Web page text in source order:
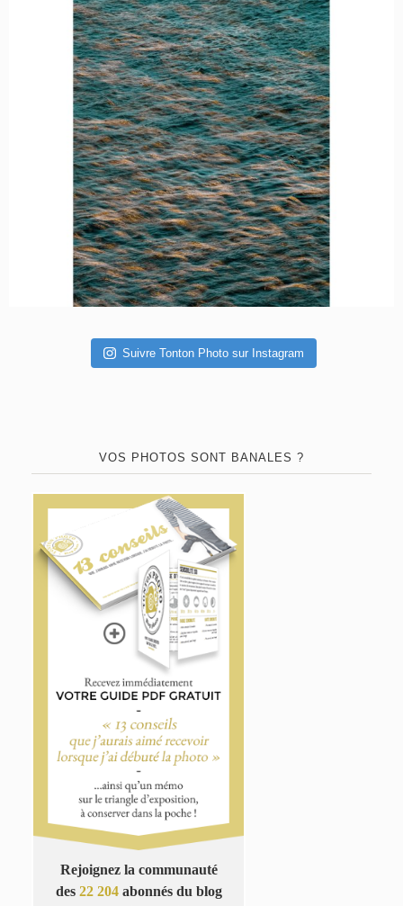
Suivre Tonton Photo sur Instagram
VOS PHOTOS SONT BANALES ?
Rejoignez la communauté
des 22 204abonnés du blog